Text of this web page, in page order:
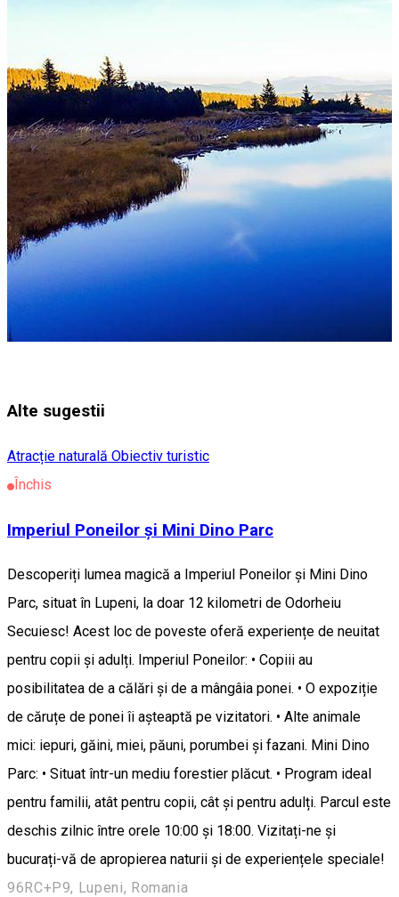
Alte sugestii
Atracție naturală Obiectiv turistic
Închis
Imperiul Poneilor și Mini Dino Parc
Descoperiți lumea magică a Imperiul Poneilor și Mini Dino
Parc, situat în Lupeni, la doar 12 kilometri de Odorheiu
Secuiesc! Acest loc de poveste oferă experiențe de neuitat
pentru copii și adulți. Imperiul Poneilor: • Copiii au
posibilitatea de a călări și de a mângâia ponei. • O expoziție
de căruțe de ponei îi așteaptă pe vizitatori. • Alte animale
mici: iepuri, găini, miei, păuni, porumbei și fazani. Mini Dino
Parc: • Situat într-un mediu forestier plăcut. • Program ideal
pentru familii, atât pentru copii, cât și pentru adulți. Parcul este
deschis zilnic între orele 10:00 și 18:00. Vizitați-ne și
bucurați-vă de apropierea naturii și de experiențele speciale!
96RC+P9, Lupeni, Romania